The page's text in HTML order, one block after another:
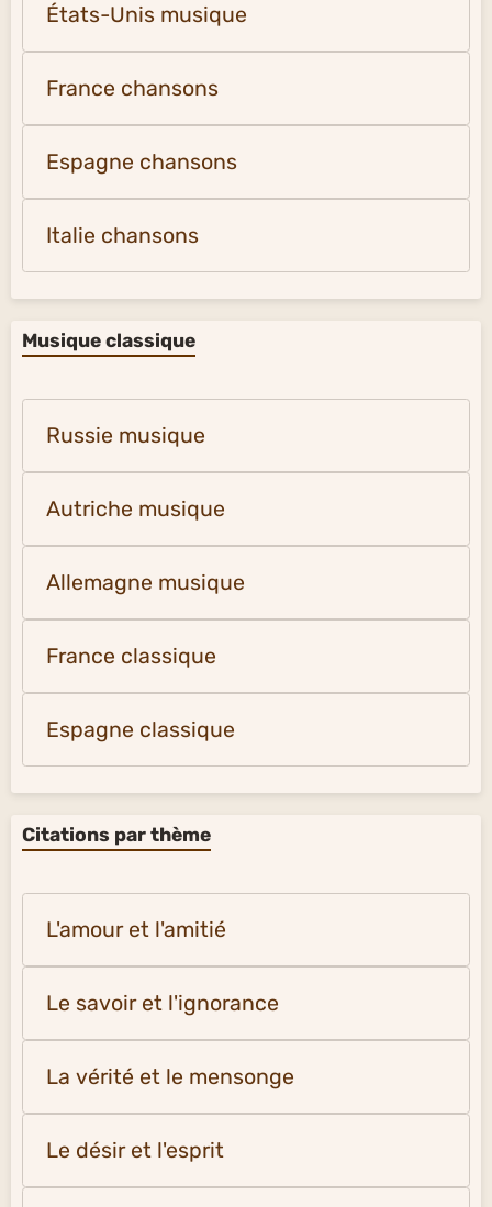
États-Unis musique
France chansons
Espagne chansons
Italie chansons
Musique classique
Russie musique
Autriche musique
Allemagne musique
France classique
Espagne classique
Citations par thème
L'amour et l'amitié
Le savoir et l'ignorance
La vérité et le mensonge
Le désir et l'esprit